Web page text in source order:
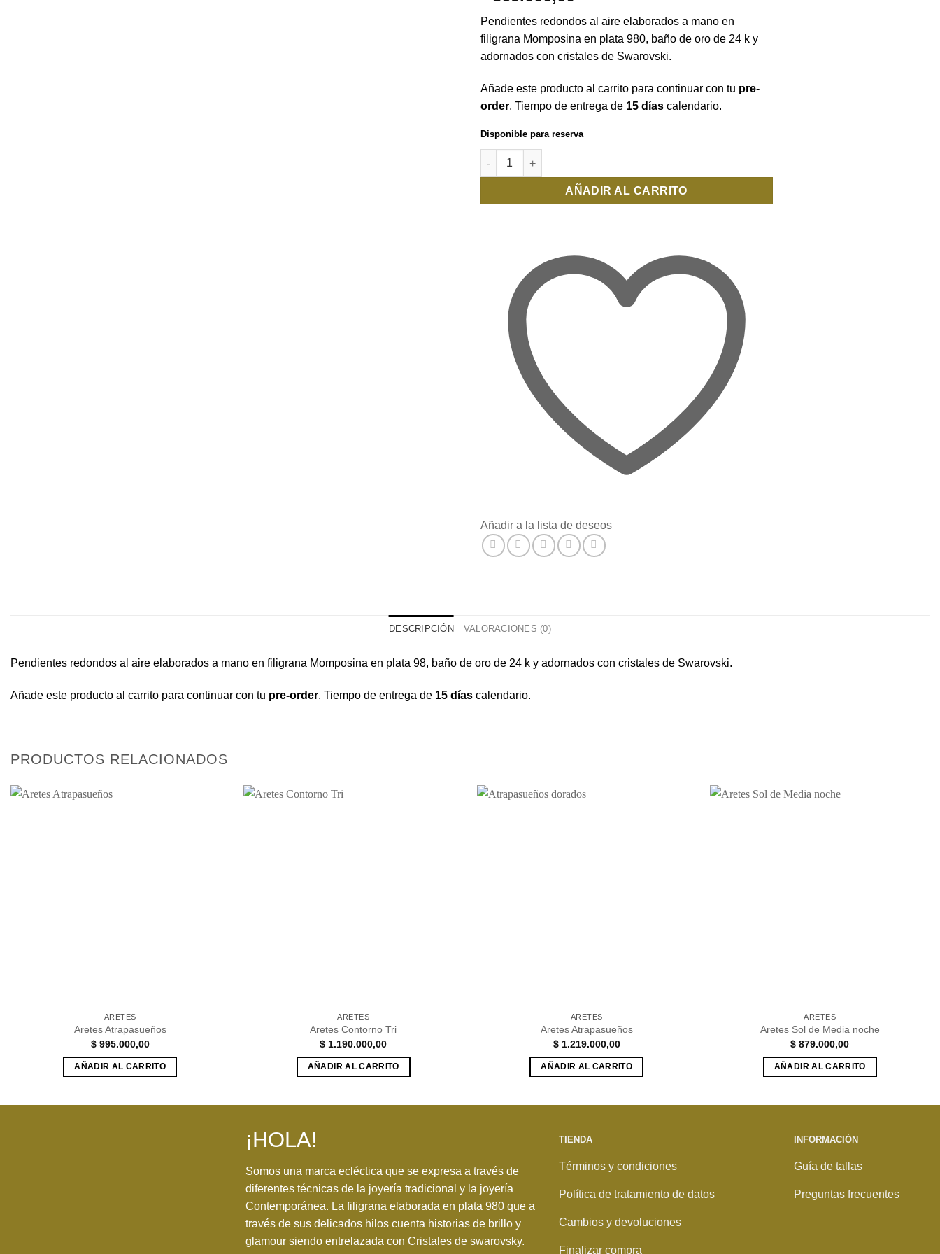
Pendientes redondos al aire elaborados a mano en
filigrana Momposina en plata 980, baño de oro de 24 k y
adornados con cristales de Swarovski.
Añade este producto al carrito para continuar con tu pre-
order. Tiempo de entrega de 15 días calendario.
Disponible para reserva
Aretes Aire Esplendor cantidad
AÑADIR AL CARRITO
Añadir a la lista de deseos
DESCRIPCIÓN VALORACIONES (0)
Pendientes redondos al aire elaborados a mano en filigrana Momposina en plata 98, baño de oro de 24 k y adornados con cristales de Swarovski.
Añade este producto al carrito para continuar con tu pre-order. Tiempo de entrega de 15 días calendario.
PRODUCTOS RELACIONADOS
ARETES
Aretes Atrapasueños
$995.000,00
AÑADIR AL CARRITO
ARETES
Aretes Contorno Tri
$ 1.190.000,00
AÑADIR AL CARRITO
ARETES
Aretes Atrapasueños
$1.219.000,00
AÑADIR AL CARRITO
ARETES
Aretes Sol de Media noche
$ 879.000,00
AÑADIR AL CARRITO
¡HOLA!
Somos una marca ecléctica que se expresa a través de
diferentes técnicas de la joyería tradicional y la joyería
Contemporánea. La filigrana elaborada en plata 980 que a
través de sus delicados hilos cuenta historias de brillo y
glamour siendo entrelazada con Cristales de swarovsky.
TIENDA
Términos y condiciones
Política de tratamiento de datos
Cambios y devoluciones
Finalizar compra
INFORMACIÓN
Guía de tallas
Preguntas frecuentes